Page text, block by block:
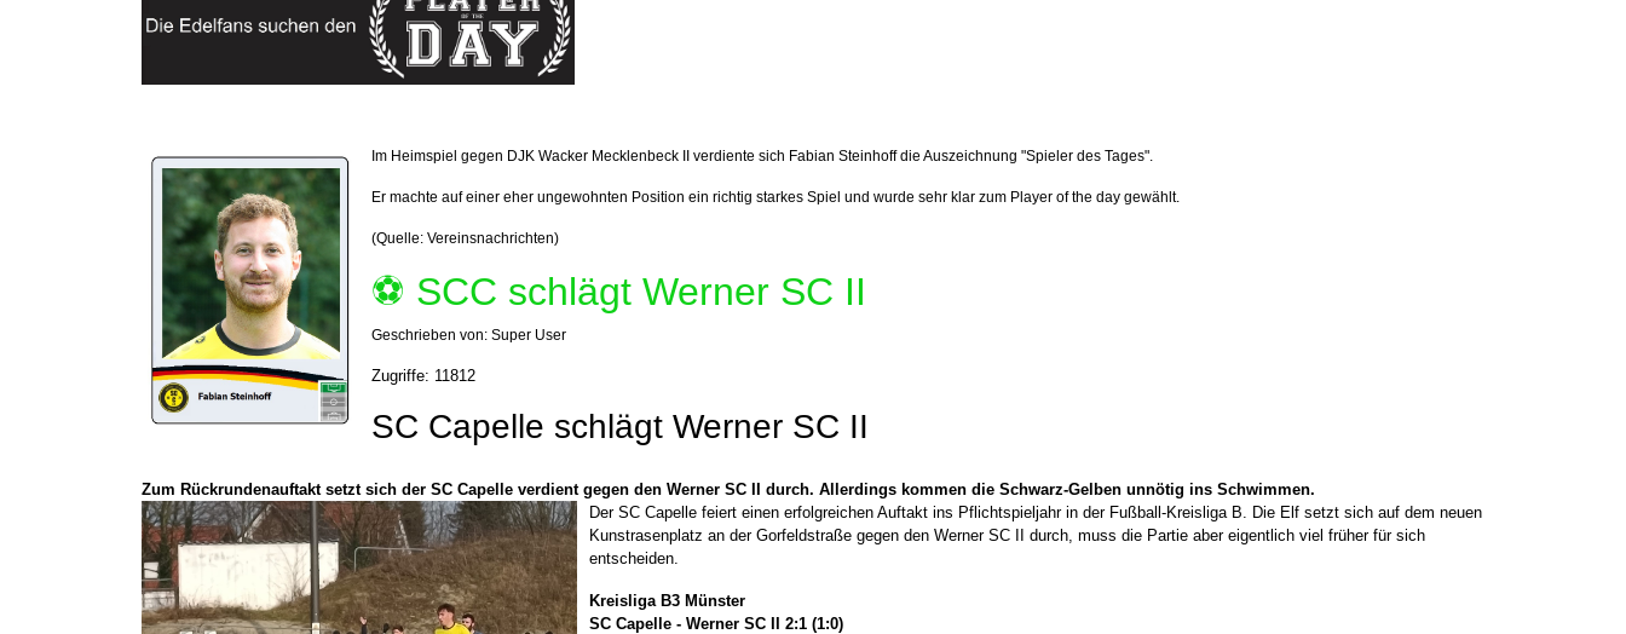
Im Heimspiel gegen DJK Wacker Mecklenbeck II verdiente sich Fabian Steinhoff die Auszeichnung "Spieler des Tages".
Er machte auf einer eher ungewohnten Position ein richtig starkes Spiel und wurde sehr klar zum Player of the day gewählt.
(Quelle: Vereinsnachrichten)
⚽️ SCC schlägt Werner SC II
Geschrieben von: Super User
Zugriffe: 11812
SC Capelle schlägt Werner SC II
Zum Rückrundenauftakt setzt sich der SC Capelle verdient gegen den Werner SC II durch. Allerdings kommen die Schwarz-Gelben unnötig ins Schwimmen.
Der SC Capelle feiert einen erfolgreichen Auftakt ins Pflichtspieljahr in der Fußball-Kreisliga B. Die Elf setzt sich auf dem neuen
Kunstrasenplatz an der Gorfeldstraße gegen den Werner SC II durch, muss die Partie aber eigentlich viel früher für sich
entscheiden.
Kreisliga B3 Münster
SC Capelle - Werner SC II 2:1 (1:0)